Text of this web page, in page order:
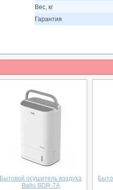
Вес, кг
Гарантия
Бытовой осушитель воздуха
Ballu BDR-7A